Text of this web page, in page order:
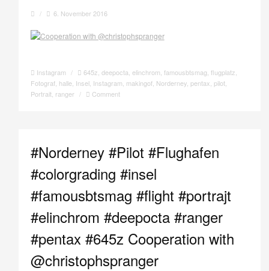
/ 6. November 2016
Instagram / 645z deepocta elinchrom famousbtsmag flugplatz
Fotograf, halle, Insel, Instagram makingof, Norderney, pentax pilot,
Portrait, ranger / Comment
#Norderney #Pilot #Flughafen
#colorgrading #insel
#famousbtsmag #flight #portrajt
#elinchrom #deepocta #ranger
#pentax #645z Cooperation with
@christophspranger